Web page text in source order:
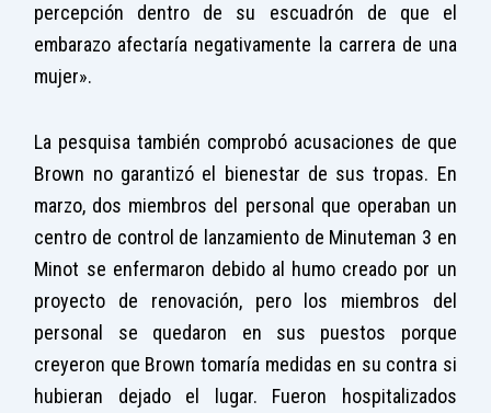
percepción dentro de su escuadrón de que el
embarazo afectaría negativamente la carrera de una
mujer».
La pesquisa también comprobó acusaciones de que
Brown no garantizó el bienestar de sus tropas. En
marzo, dos miembros del personal que operaban un
centro de control de lanzamiento de Minuteman 3 en
Minot se enfermaron debido al humo creado por un
proyecto de renovación, pero los miembros del
personal se quedaron en sus puestos porque
creyeron que Brown tomaría medidas en su contra si
hubieran dejado el lugar. Fueron hospitalizados